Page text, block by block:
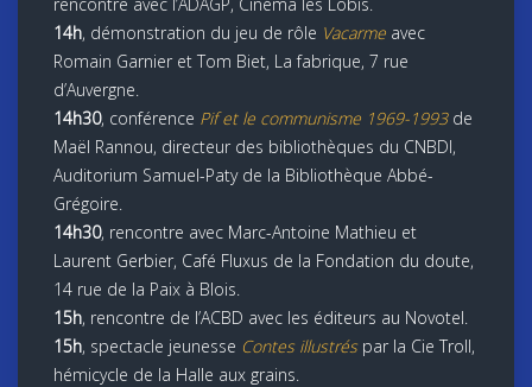
14h, démonstration du jeu de rôle Vacarme avec
Romain Garnier et Tom Biet, La fabrique, 7 rue
d’Auvergne.
14h30, conférence Pif et le communisme 1969-1993de
Maël Rannou, directeur des bibliothèques du CNBDI,
Auditorium Samuel-Paty de la Bibliothèque Abbé-
Grégoire.
14h30, rencontre avec Marc-Antoine Mathieu et
Laurent Gerbier, Café Fluxus de la Fondation du doute,
14 rue de la Paix à Blois.
15h, rencontre de l’ACBD avec les éditeurs au Novotel.
15h, spectacle jeunesse Contes illustréspar la Cie Troll,
hémicycle de la Halle aux grains.